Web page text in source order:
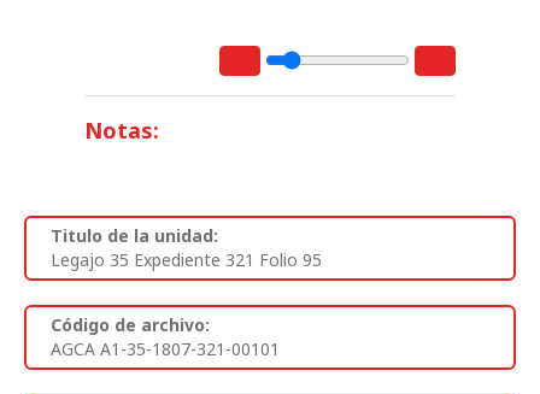
Notas:
Titulo de la unidad:
Legajo 35 Expediente 321 Folio 95
Código de archivo:
AGCA A1-35-1807-321-00101